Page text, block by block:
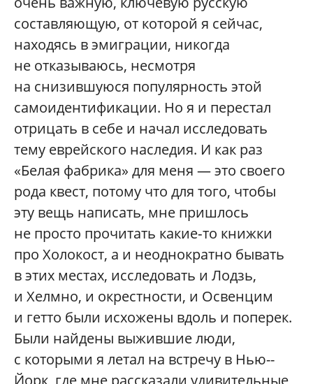
составляющую, от которой я сейчас,
находясь в эмиграции, никогда
не отказываюсь, несмотря
на снизившуюся популярность этой
самоидентификации. Но я и перестал
отрицать в себе и начал исследовать
тему еврейского наследия. И как раз
«Белая фабрика» для меня — это своего
рода квест, потому что для того, чтобы
эту вещь написать, мне пришлось
не просто прочитать какие‑то книжки
про Холокост, а и неоднократно бывать
в этих местах, исследовать и Лодзь,
и Хелмно, и окрестности, и Освенцим
и гетто были исхожены вдоль и поперек.
Были найдены выжившие люди,
с которыми я летал на встречу в Нью-­
Йорк, где мне рассказали удивительные